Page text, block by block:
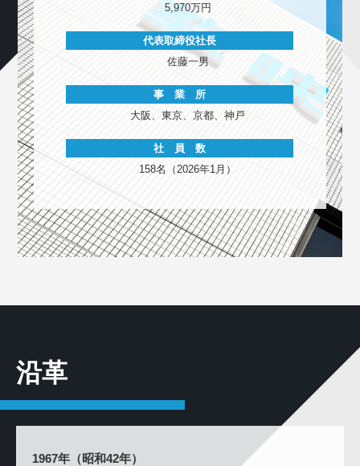
5,970万円
代表取締役社長
佐藤一男
事 業 所
大阪、東京、京都、神戸
社 員 数
158名（2026年1月）
沿革
1967年（昭和42年）